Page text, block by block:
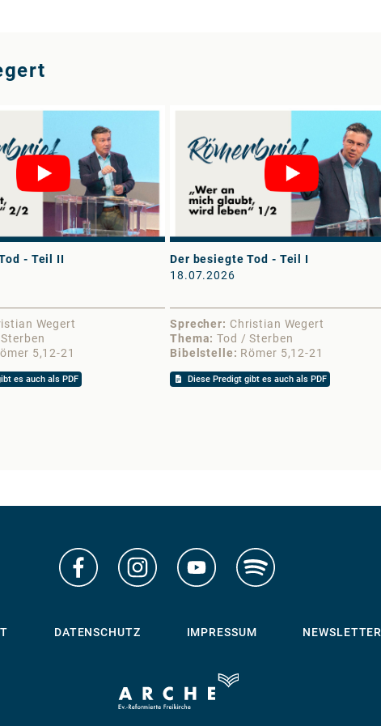
- Teil II
Wegert
5,12-21
es auch als PDF
Der besiegte Tod - Teil I
18.07.2026
Sprecher
Christian Wegert
Thema
Tod / Sterben
Bibelstelle
Römer 5,12-21
Diese Predigt gibt es auch als PDF
DATENSCHUTZ IMPRESSUM NEWSLETTER